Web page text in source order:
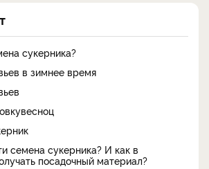
сукерника?
в зимнее время
семена сукерника? И как в
посадочный материал?